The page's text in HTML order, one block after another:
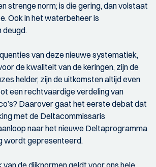
strenge norm; is die gering, dan volstaat
Ook in het waterbeheer is
deugd.
van deze nieuwe systematiek,
de kwaliteit van de keringen, zijn de
helder, zijn de uitkomsten altijd even
een rechtvaardige verdeling van
Daarover gaat het eerste debat dat
met de Deltacommissaris
naar het nieuwe Deltaprogramma
wordt gepresenteerd.
van de dijknormen geldt voor ons hele